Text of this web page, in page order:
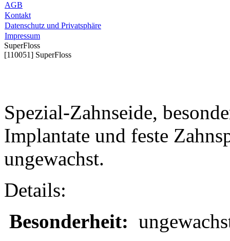
AGB
Kontakt
Datenschutz und Privatsphäre
Impressum
SuperFloss
[110051] SuperFloss
Spezial-Zahnseide,
Implantate und feste
ungewachst.
Details:
Besonderheit: